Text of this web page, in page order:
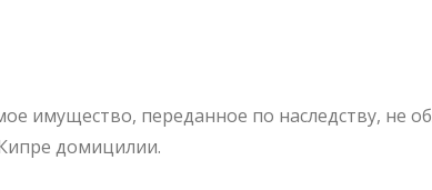
имущество, переданное по наследству, не
домицилии.